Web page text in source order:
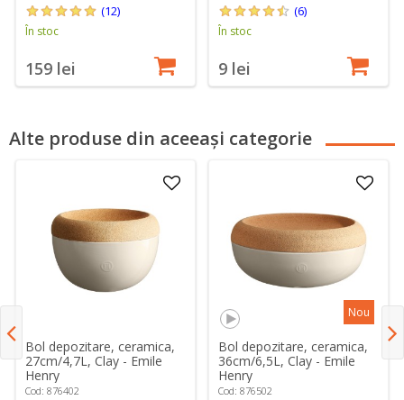
(12)
În stoc
159 lei
(6)
În stoc
9 lei
Alte produse din aceeași categorie
Bol depozitare, ceramica,
27cm/4,7L, Clay - Emile
Henry
Cod: 876402
Nou
Bol depozitare, ceramica,
36cm/6,5L, Clay - Emile
Henry
Cod: 876502